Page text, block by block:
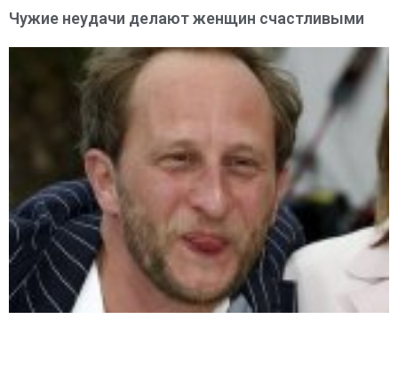
Чужие неудачи делают женщин счастливыми